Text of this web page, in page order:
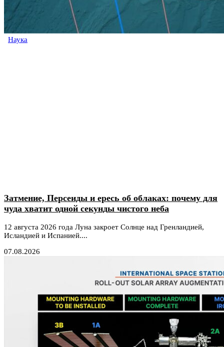
Наука
Затмение, Персеиды и ересь об облаках: почему для
чуда хватит одной секунды чистого неба
12 августа 2026 года Луна закроет Солнце над Гренландией,
Исландией и Испанией....
07.08.2026